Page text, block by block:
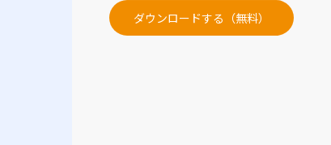
ダウンロードする（無料）